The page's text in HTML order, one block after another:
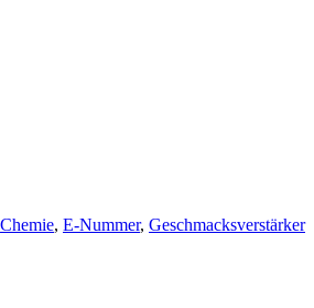
Chemie, E-Nummer, Geschmacksverstärker